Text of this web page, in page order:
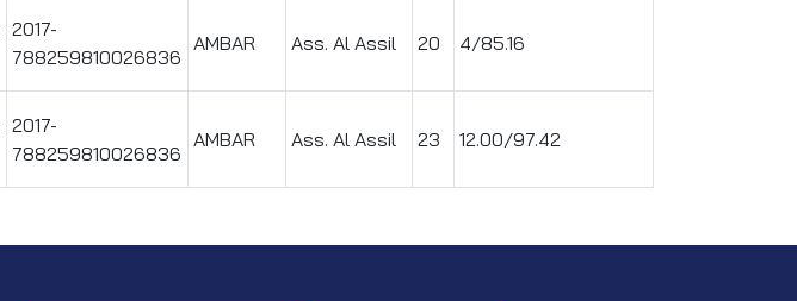
2017-
788259810026836
AMBAR Ass. Al Assil 20 4/85.16
2017-
788259810026836
AMBAR Ass. Al Assil 23 12.00/97.42